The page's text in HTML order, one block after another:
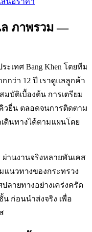
ล ภาพรวม —
ะเทศ Bang Khen โดยทีม
ว่า 12 ปี เราดูแลลูกค้า
บัติเบื้องต้น การเตรียม
วยื่น ตลอดจนการติดตาม
ดินทางได้ตามแผนโดย
ผ่านงานจริงหลายพันเคส
แนวทางของกระทรวง
ลายทางอย่างเคร่งครัด
น ก่อนนำส่งจริง เพื่อ